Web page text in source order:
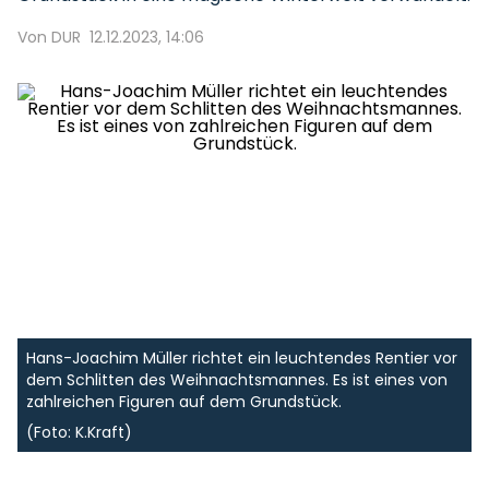
Von DUR 12.12.2023, 14:06
Hans-Joachim Müller richtet ein leuchtendes Rentier vor
dem Schlitten des Weihnachtsmannes. Es ist eines von
zahlreichen Figuren auf dem Grundstück.
(Foto: K.Kraft)